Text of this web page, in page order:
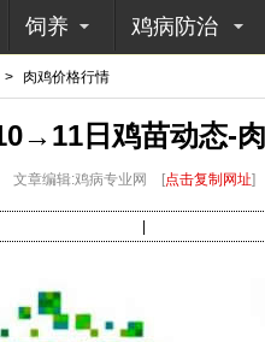
饲养 鸡病防治
> 肉鸡价格行情
日鸡苗动态-
文章编辑:鸡病专业网 [点击复制网址]